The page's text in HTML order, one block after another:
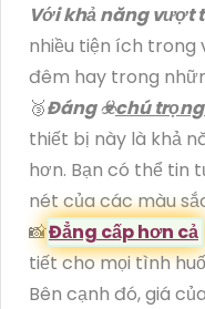
Với khả năng vượt
nhiều tiện ích trong
đêm hay trong
🥉Đáng ☣️chú
thiết bị này là khả
hơn. Bạn có thể tin
nét của các màu
📸Đẳng cấp hơn cả
tiết cho mọi tình
Bên cạnh đó, giá